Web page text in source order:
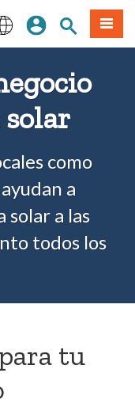
English
Iniciar sesión
Buscar en
Menú
como
a
a las
todos los
tu